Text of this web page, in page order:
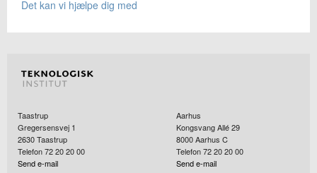
Det kan vi hjælpe dig med
Taastrup
Gregersensvej 1
2630Taastrup
Telefon 72 20 20 00
Send e-mail
Aarhus
Kongsvang Allé 29
8000Aarhus C
Telefon 72 20 20 00
Send e-mail